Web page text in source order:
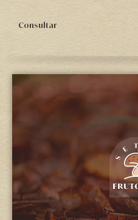
Consultar